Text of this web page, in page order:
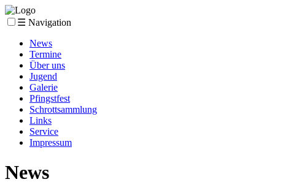
☰ Navigation
News
Termine
Über uns
Jugend
Galerie
Pfingstfest
Schrottsammlung
Links
Service
Impressum
News